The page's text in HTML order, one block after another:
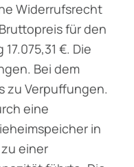
Widerrufsrecht
für den
€. Die
Bei dem
zu Verpuffungen.
eine
in
einer